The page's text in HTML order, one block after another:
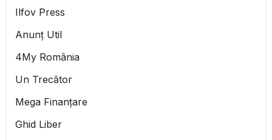
Ilfov Press
Anunț Util
4My România
Un Trecător
Mega Finanțare
Ghid Liber